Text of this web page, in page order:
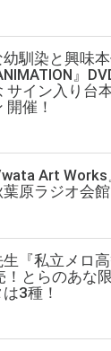
幼馴染と興味
』
サイン入り台
開催！
wata Art
原ラジオ会館
『私立メロ
！とらのあな
3種！